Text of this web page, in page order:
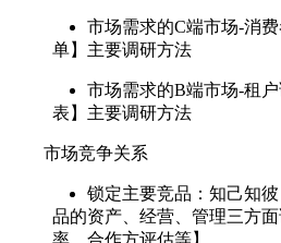
市场需求的C端市场-消
单】主要调研方法
市场需求的B端市场-租
表】主要调研方法
市场竞争关系
锁定主要竞品：知己知
品的资产、经营、管理三方
率、合作方评估等】